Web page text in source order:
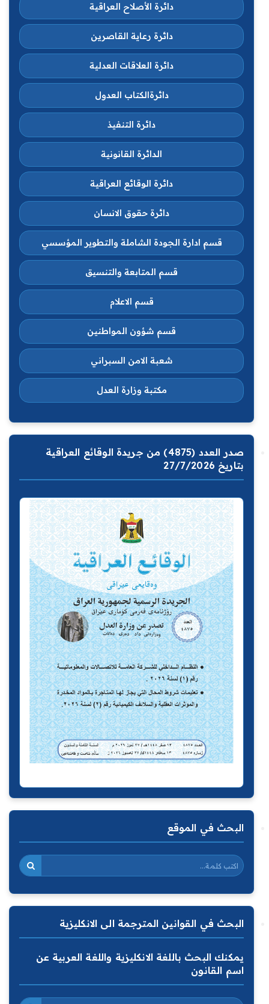
دائرة الأصلاح العراقية
دائرة رعاية القاصرين
دائرة العلاقات العدلية
دائرةالكتاب العدول
دائرة التنفيذ
الدائرة القانونية
دائرة الوقائع العراقية
دائرة حقوق الانسان
قسم ادارة الجودة الشاملة والتطوير المؤسسي
قسم المتابعة والتنسيق
قسم الاعلام
قسم شؤون المواطنين
شعبة الامن السبراني
مكتبة وزارة العدل
صدر العدد (4875) من جريدة الوقائع العراقية
بتاريخ 27/7/2026
البحث في الموقع
البحث في القوانين المترجمة الى الانكليزية
يمكنك البحث باللغة الانكليزية واللغة العربية عن
اسم القانون